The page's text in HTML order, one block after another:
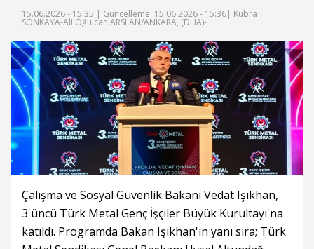
15.06.2026 - 15:35 | Güncelleme: 15.06.2026 - 15:36| Kübra
SONKAYA-Ali Oğulcan ARSLAN/ANKARA, (DHA)-
Çalışma ve Sosyal Güvenlik Bakanı Vedat Işıkhan,
3'üncü Türk Metal Genç İşçiler Büyük Kurultayı'na
katıldı. Programda Bakan Işıkhan'ın yanı sıra; Türk